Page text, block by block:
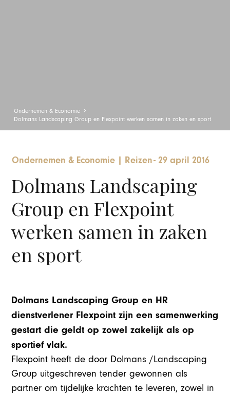
Ondernemen & Economie
Dolmans Landscaping Group en Flexpoint werken samen in zaken en sport
Ondernemen & Economie | Reizen-29 april 2016
Dolmans Landscaping
Group en Flexpoint
werken samen in zaken
en sport
Dolmans Landscaping Group en HR
dienstverlener Flexpoint zijn een samenwerking
gestart die geldt op zowel zakelijk als op
sportief vlak.
Flexpoint heeft de door Dolmans /Landscaping
Group uitgeschreven tender gewonnen als
partner om tijdelijke krachten te leveren, zowel in